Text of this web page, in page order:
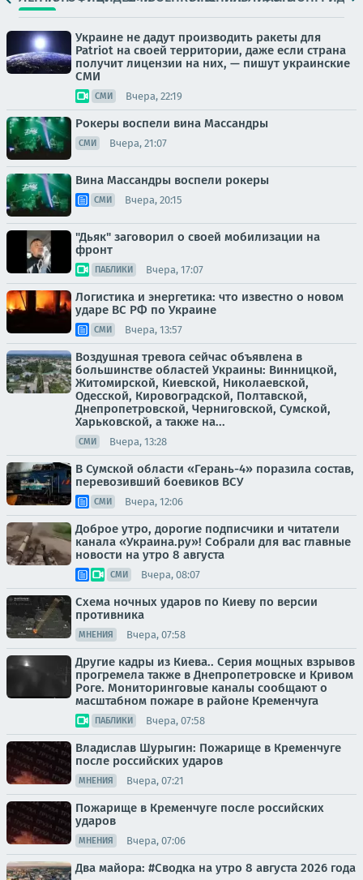
Украине не дадут производить ракеты для
Patriot на своей территории, даже если страна
получит лицензии на них, — пишут украинские
СМИ
СМИ Вчера, 22:19
Рокеры воспели вина Массандры
СМИ Вчера, 21:07
Вина Массандры воспели рокеры
СМИ Вчера, 20:15
"Дьяк" заговорил о своей мобилизации на
фронт
ПАБЛИКИ Вчера, 17:07
Логистика и энергетика: что известно о новом
ударе ВС РФ по Украине
СМИ Вчера, 13:57
Воздушная тревога сейчас объявлена в
большинстве областей Украины: Винницкой,
Житомирской, Киевской, Николаевской,
Одесской, Кировоградской, Полтавской,
Днепропетровской, Черниговской, Сумской,
Харьковской, а также на...
СМИ Вчера, 13:28
В Сумской области «Герань-4» поразила состав,
перевозивший боевиков ВСУ
СМИ Вчера, 12:06
Доброе утро, дорогие подписчики и читатели
канала «Украина.ру»! Собрали для вас главные
новости на утро 8 августа
СМИ Вчера, 08:07
Схема ночных ударов по Киеву по версии
противника
МНЕНИЯ Вчера, 07:58
Другие кадры из Киева.. Серия мощных взрывов
прогремела также в Днепропетровске и Кривом
Роге. Мониторинговые каналы сообщают о
масштабном пожаре в районе Кременчуга
ПАБЛИКИ Вчера, 07:58
Владислав Шурыгин: Пожарище в Кременчуге
после российских ударов
МНЕНИЯ Вчера, 07:21
Пожарище в Кременчуге после российских
ударов
МНЕНИЯ Вчера, 07:06
Два майора: #Сводка на утро 8 августа 2026 года